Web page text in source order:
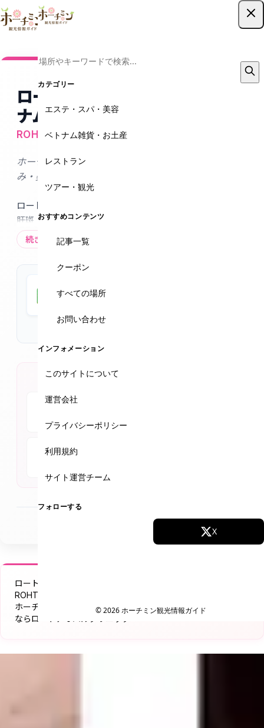
カテゴリー
エステ・スパ・美容
ベトナム雑貨・お土産
レストラン
ツアー・観光
おすすめコンテンツ
記事一覧
クーポン
すべての場所
お問い合わせ
インフォメーション
このサイトについて
運営会社
プライバシーポリシー
利用規約
サイト運営チーム
フォローする
X
© 2026 ホーチミン観光情報ガイド
ロートアオハルクリニック ベト
ナム
ROHTO AOHAL CLINIC
ホーチミンで受ける日本基準の美肌ケア｜シミ・たる
み・美白ならロートアオハルクリニック
ロート製薬グループのROHTO AOHAL CLINICは、シミ・
肝斑・たるみ・美白・毛穴などを日本基準の技術でケア
する美容皮膚クリニック。製薬会社ならではの研究と独
自技術で最新機器や美容注射などがこのホーチミンで安
心して受けられる。VISIA診断（無料）を行い、フォトナ
ダウンタイム少なく理想の肌へ。プロファイロやピコシ
めも販売。
【休業のお知らせ】 2月15日（日）～ 2月21日（土） 誠
に勝手ながら、上記期間は休業させていただきます。
続きを読む
Google Maps
公式SNSアカウント
Instagram
ロートアオハルクリニック ベトナム
ROHTO AOHAL CLINIC
ホーチミンで受ける日本基準の美肌ケア｜シミ・たるみ・美白
ならロートアオハルクリニック